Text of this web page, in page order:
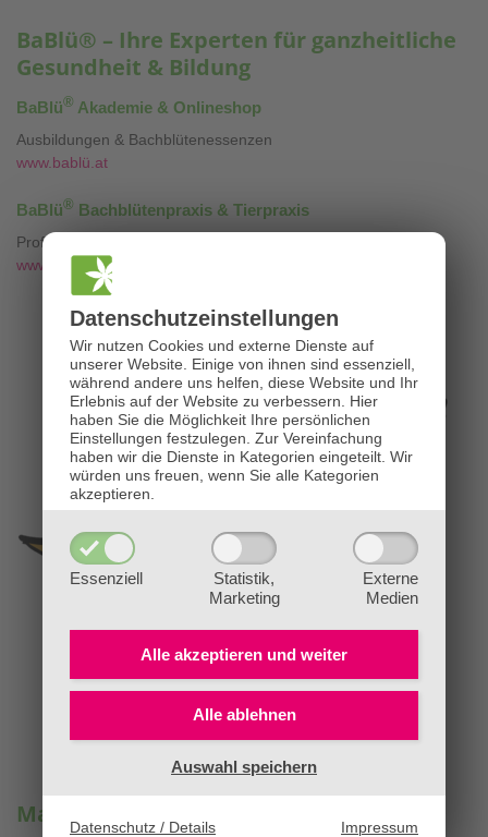
Datenschutz­einstellungen
Wir nutzen Cookies und externe Dienste auf
unserer Website. Einige von ihnen sind essenziell,
während andere uns helfen, diese Website und Ihr
Erlebnis auf der Website zu verbessern. Hier
haben Sie die Möglichkeit Ihre persönlichen
Einstellungen festzulegen. Zur Vereinfachung
haben wir die Dienste in Kategorien eingeteilt. Wir
würden uns freuen, wenn Sie alle Kategorien
akzeptieren.
Essenziell
Statistik,
Marketing
Externe
Medien
Alle akzeptieren und weiter
Alle ablehnen
Auswahl speichern
Datenschutz / Details Impressum
BaBlü® – Ihre Experten für ganzheitliche
Gesundheit & Bildung
BaBlü® Akademie & Onlineshop
Ausbildungen & Bachblütenessenzen
www.bablü.at
BaBlü® Bachblütenpraxis & Tierpraxis
Professionelle Bachblütenberatung mit
www.die-bachblütenpraxis.at
Mag. Sandra Stopar & BaBlümchen®